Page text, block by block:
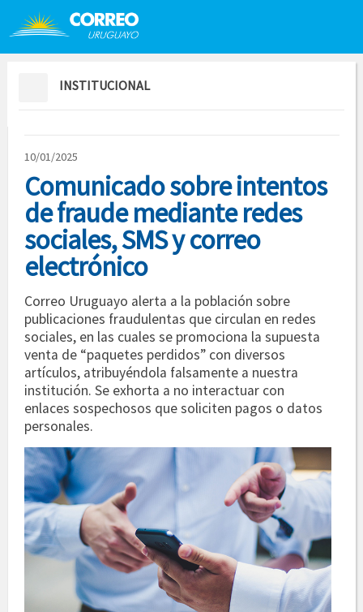
Saltar al contenido
INSTITUCIONAL
10/01/2025
Comunicado sobre intentos
de fraude mediante redes
sociales, SMS y correo
electrónico
Correo Uruguayo alerta a la población sobre
publicaciones fraudulentas que circulan en redes
sociales, en las cuales se promociona la supuesta
venta de “paquetes perdidos” con diversos
artículos, atribuyéndola falsamente a nuestra
institución. Se exhorta a no interactuar con
enlaces sospechosos que soliciten pagos o datos
personales.